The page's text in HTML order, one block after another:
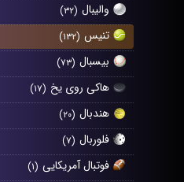
والیبال (۳۲)
تنیس (۱۳۲)
بیسبال (۷۳)
هاکی روی یخ (۱۷)
هندبال (۲۰)
فلوربال (۷)
فوتبال آمریکایی (۱)